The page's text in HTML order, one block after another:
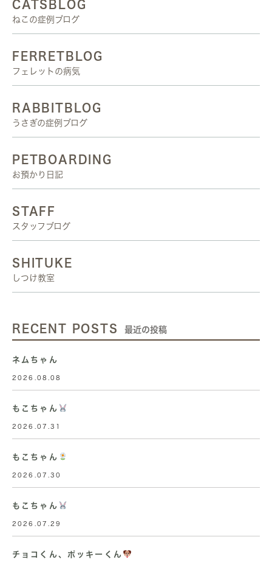
CATSBLOG
ねこの症例ブログ
FERRETBLOG
フェレットの病気
RABBITBLOG
うさぎの症例ブログ
PETBOARDING
お預かり日記
STAFF
スタッフブログ
SHITUKE
しつけ教室
RECENT POSTS 最近の投稿
ネムちゃん
2026.08.08
もこちゃん
2026.07.31
もこちゃん
2026.07.30
もこちゃん
2026.07.29
チョコくん、ポッキーくん